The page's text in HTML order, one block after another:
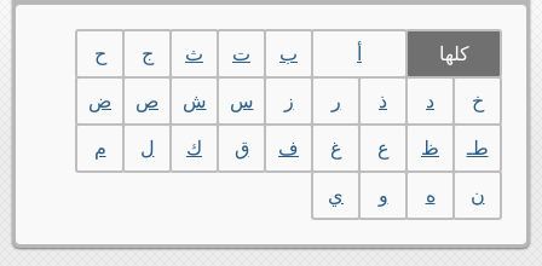
كلها أ ب ت ث ج ح
خ د ذ ر ز س ش ص ض
طـ ظ ع غ ف ق ك ل م
ن ه و ي